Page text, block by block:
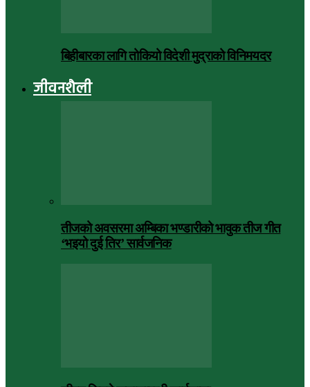
बिहीबारका लागि तोकियो विदेशी मुद्राको विनिमयदर
जीवनशैली
तीजको अवसरमा अम्बिका भण्डारीको भावुक तीज गीत
‘भइयो दुई तिर’ सार्वजनिक